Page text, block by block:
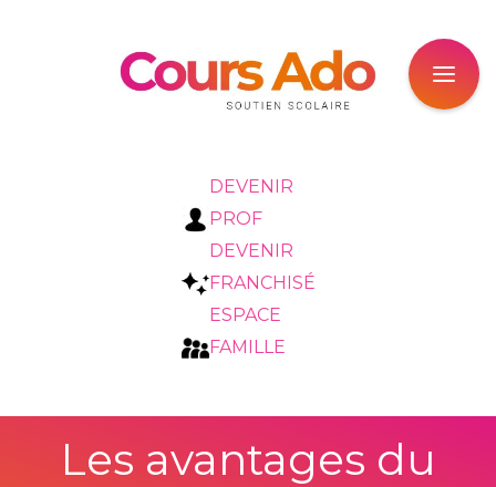
DEVENIR
PROF
DEVENIR
FRANCHISÉ
ESPACE
FAMILLE
Les avantages du